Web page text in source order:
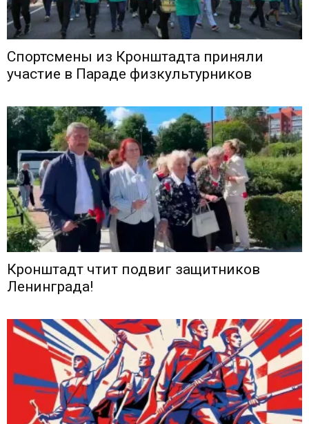
Спортсмены из Кронштадта приняли
участие в Параде физкультурников
Кронштадт чтит подвиг защитников
Ленинграда!